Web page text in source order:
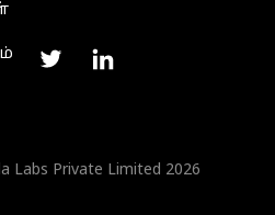
Labs Private Limited 2026